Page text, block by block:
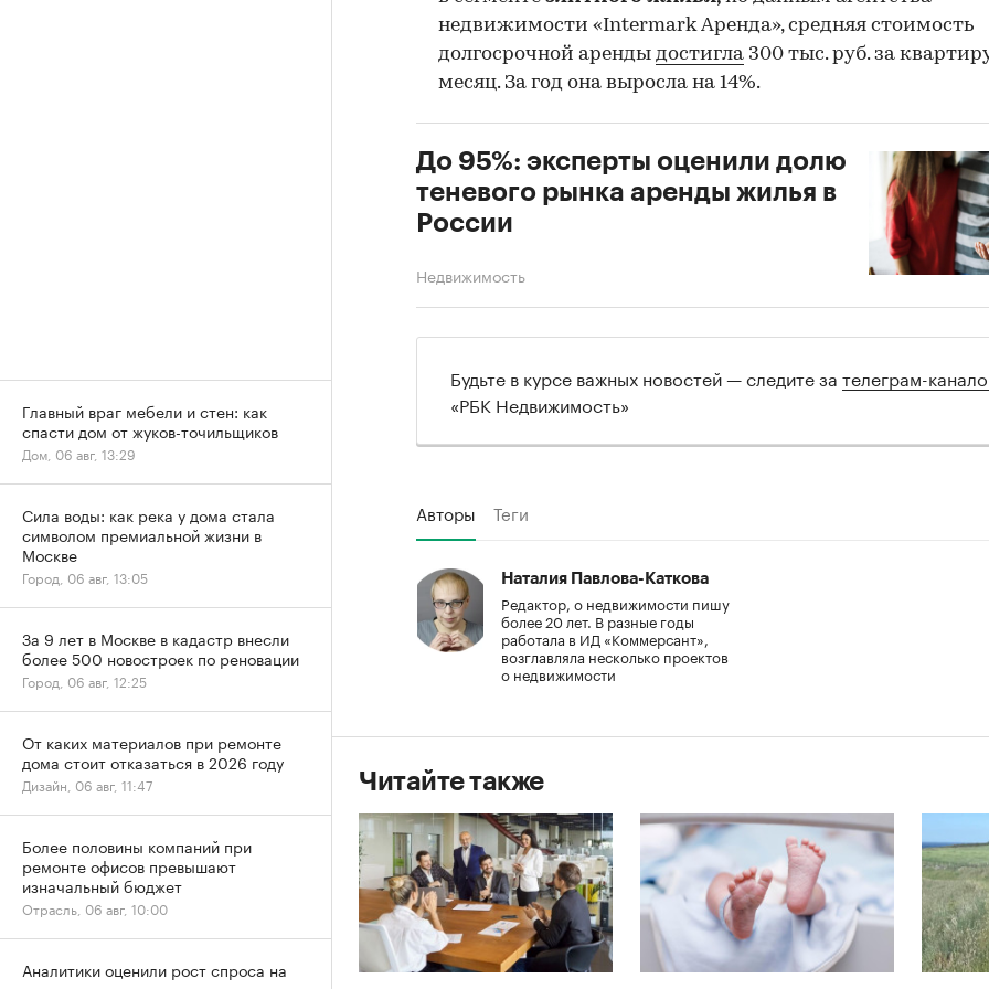
недвижимости «Intermark Аренда», средняя стоимость
долгосрочной аренды достигла 300 тыс. руб. за
месяц. За год она выросла на 14%.
До 95%: эксперты оценили долю
теневого рынка аренды жилья в
России
Недвижимость
Будьте в курсе важных новостей — следите за телеграм-
«РБК Недвижимость»
Авторы Теги
Наталия Павлова-Каткова
Редактор, о недвижимости пишу
более 20 лет. В разные годы
работала в ИД «Коммерсант»,
возглавляла несколько проектов
о недвижимости
Читайте также
Главный враг мебели и стен: как
спасти дом от жуков-точильщиков
Дом, 06 авг, 13:29
Сила воды: как река у дома стала
символом премиальной жизни в
Москве
Город, 06 авг, 13:05
За 9 лет в Москве в кадастр внесли
более 500 новостроек по реновации
Город, 06 авг, 12:25
От каких материалов при ремонте
дома стоит отказаться в 2026 году
Дизайн, 06 авг, 11:47
Более половины компаний при
ремонте офисов превышают
изначальный бюджет
Отрасль, 06 авг, 10:00
Аналитики оценили рост спроса на